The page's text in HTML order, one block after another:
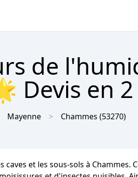
de
Devis en
Mayenne Chammes (53270)
et les sous-sols à